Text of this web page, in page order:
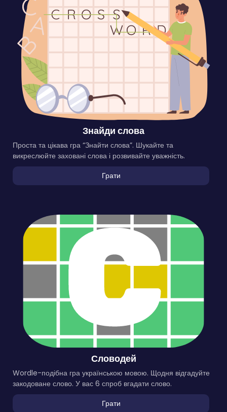
Знайди слова
Проста та цікава гра “Знайти слова”. Шукайте та
викреслюйте заховані слова і розвивайте уважність.
Грати
Словодей
Wordle-подібна гра українською мовою. Щодня відгадуйте
закодоване слово. У вас 6 спроб вгадати слово.
Грати